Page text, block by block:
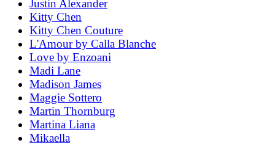
Justin Alexander
Kitty Chen
Kitty Chen Couture
L'Amour by Calla Blanche
Love by Enzoani
Madi Lane
Madison James
Maggie Sottero
Martin Thornburg
Martina Liana
Mikaella